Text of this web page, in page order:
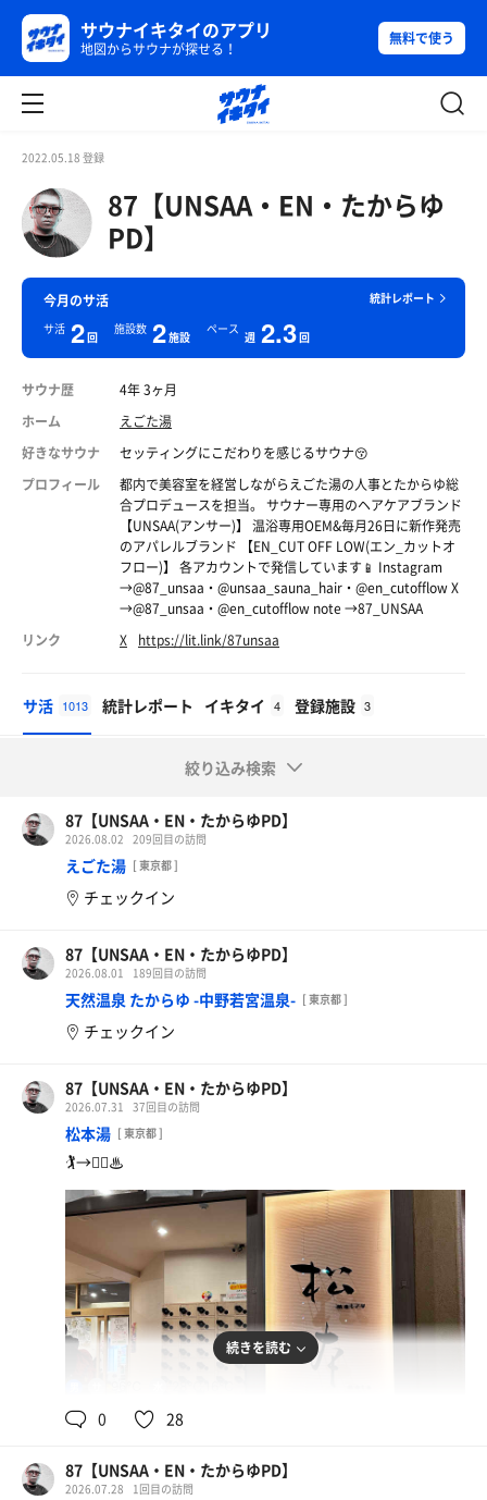
サウナイキタイのアプリ
地図からサウナが探せる！
無料で使う
2022.05.18 登録
87【UNSAA・EN・たからゆ
PD】
統計レポート
今月のサ活
サ活 2回
施設数 2施設
ペース
週 2.3回
サウナ歴
4年 3ヶ月
ホーム
えごた湯
好きなサウナ
セッティングにこだわりを感じるサウナ😚
プロフィール
都内で美容室を経営しながらえごた湯の人事とたからゆ総
合プロデュースを担当。 サウナー専用のヘアケアブランド
【UNSAA(アンサー)】 温浴専用OEM&毎月26日に新作発売
のアパレルブランド 【EN_CUT OFF LOW(エン_カットオ
フロー)】 各アカウントで発信しています📱 Instagram
→@87_unsaa・@unsaa_sauna_hair・@en_cutofflow X
→@87_unsaa・@en_cutofflow note →87_UNSAA
リンク
X https://lit.link/87unsaa
サ活 1013 統計レポート イキタイ 4 登録施設 3
絞り込み検索
87【UNSAA・EN・たからゆPD】
2026.08.02 209回目の訪問
えごた湯 [ 東京都 ]
チェックイン
87【UNSAA・EN・たからゆPD】
2026.08.01 189回目の訪問
天然温泉 たからゆ -中野若宮温泉- [ 東京都 ]
チェックイン
87【UNSAA・EN・たからゆPD】
2026.07.31 37回目の訪問
松本湯 [ 東京都 ]
🏌️→🧖‍♂️♨︎
続きを読む
0 28
87【UNSAA・EN・たからゆPD】
2026.07.28 1回目の訪問